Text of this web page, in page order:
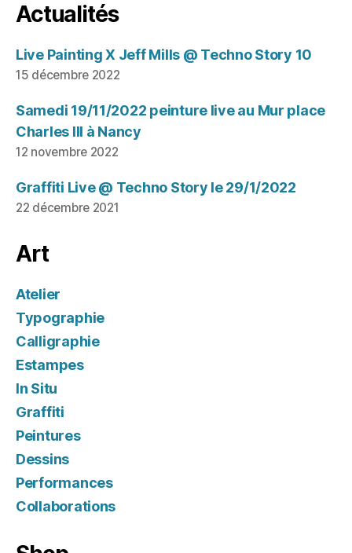
Actualités
Live Painting X Jeff Mills @ Techno Story 10
15 décembre 2022
Samedi 19/11/2022 peinture live au Mur place
Charles III à Nancy
12 novembre 2022
Graffiti Live @ Techno Story le 29/1/2022
22 décembre 2021
Art
Atelier
Typographie
Calligraphie
Estampes
In Situ
Graffiti
Peintures
Dessins
Performances
Collaborations